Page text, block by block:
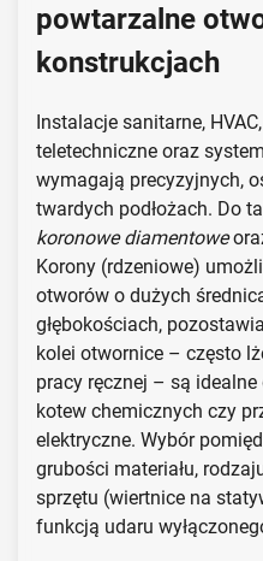
powtarzalne
konstrukcjach
Instalacje sanitarne,
teletechniczne oraz
wymagają precyzyjnych,
twardych podłożach. Do
koronowe diamentowe
Korony (rdzeniowe)
otworów o dużych
głębokościach,
kolei otwornice – często
pracy ręcznej – są
kotew chemicznych czy
elektryczne. Wybór
grubości materiału,
sprzętu (wiertnice na
funkcją udaru